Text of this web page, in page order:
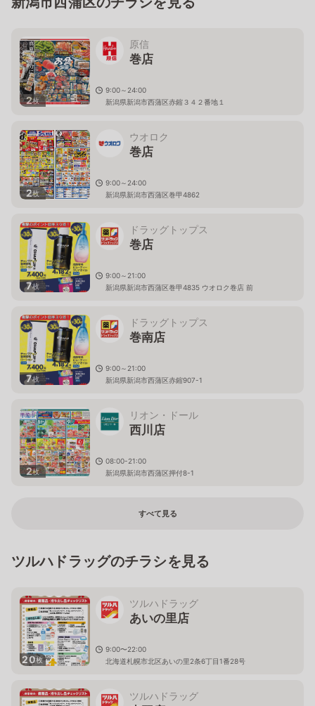
2枚
原信
巻店
9:00～24:00
新潟県新潟市西蒲区赤鏥３４２番地１
2枚
ウオロク
巻店
9:00～24:00
新潟県新潟市西蒲区巻甲4862
7枚
ドラッグトップス
巻店
9:00～21:00
新潟県新潟市西蒲区巻甲4835 ウオロク巻店 前
7枚
ドラッグトップス
巻南店
9:00～21:00
新潟県新潟市西蒲区赤鏥907-1
2枚
リオン・ドール
西川店
08:00-21:00
新潟県新潟市西蒲区押付8-1
すべて見る
ツルハドラッグのチラシを見る
20枚
ツルハドラッグ
あいの里店
9:00〜22:00
北海道札幌市北区あいの里2条6丁目1番28号
ツルハドラッグ